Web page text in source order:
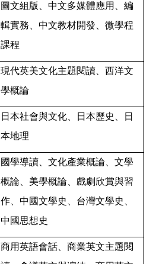
圖文組版、中文多媒體應用、編
輯實務、中文教材開發、微學程
課程
現代英美文化主題閱讀、西洋文
學概論
日本社會與文化、日本歷史、日
本地理
國學導讀、文化產業概論、文學
概論、美學概論、戲劇欣賞與習
作、中國文學史、台灣文學史、
中國思想史
商用英語會話、商業英文主題閱